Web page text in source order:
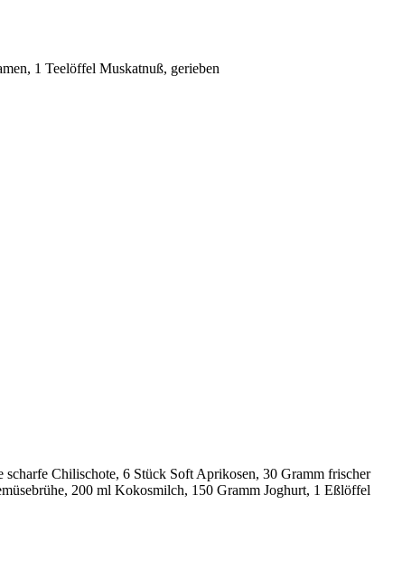
1 Teelöffel Muskatnuß, gerieben
Chilischote, 6 Stück Soft Aprikosen, 30 Gramm frischer
200 ml Kokosmilch, 150 Gramm Joghurt, 1 Eßlöffel